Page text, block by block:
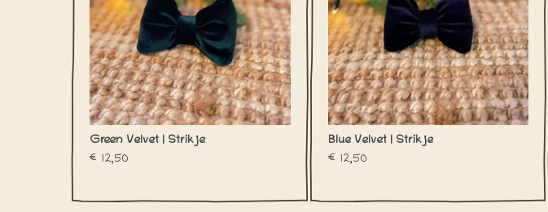
Green Velvet | Strikje
€12,50
Blue Velvet | Strikje
€12,50